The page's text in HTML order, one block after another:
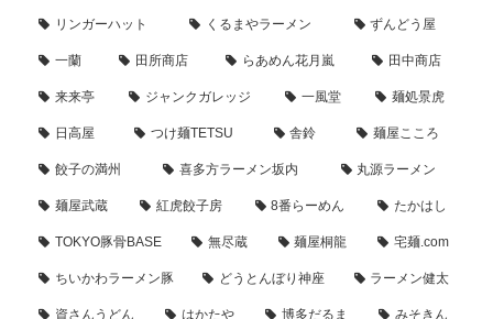
リンガーハット くるまやラーメン ずんどう屋
一蘭 田所商店 らあめん花月嵐 田中商店
来来亭 ジャンクガレッジ 一風堂 麺処景虎
日高屋 つけ麺TETSU 舎鈴 麺屋こころ
餃子の満州 喜多方ラーメン坂内 丸源ラーメン
麺屋武蔵 紅虎餃子房 8番らーめん たかはし
TOKYO豚骨BASE 無尽蔵 麺屋桐龍 宅麺.com
ちいかわラーメン豚 どうとんぼり神座 ラーメン健太
資さんうどん はかたや 博多だるま みそきん